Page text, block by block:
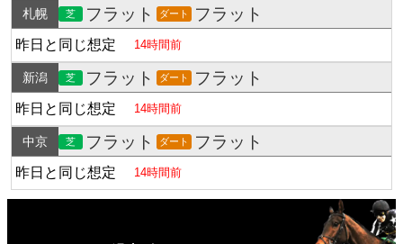
札幌 芝 フラット ダート フラット
昨日と同じ想定 14時間前
新潟 芝 フラット ダート フラット
昨日と同じ想定 14時間前
中京 芝 フラット ダート フラット
昨日と同じ想定 14時間前